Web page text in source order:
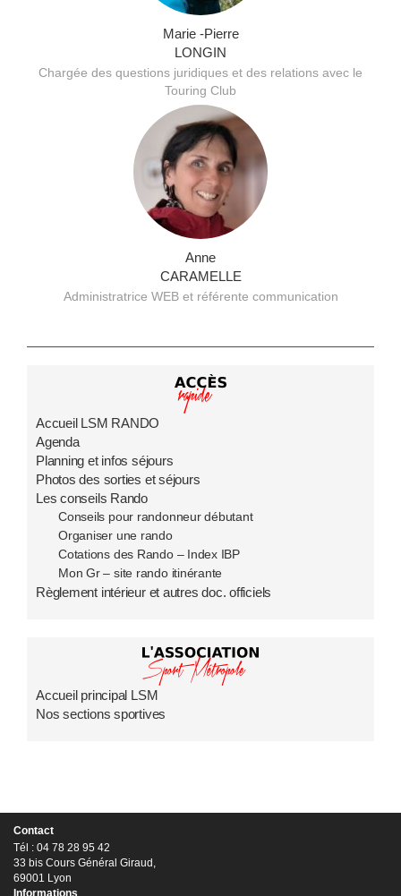
Marie -Pierre
LONGIN
Chargée des questions juridiques et des relations avec le
Touring Club
Anne
CARAMELLE
Administratrice WEB et référente communication
Accueil LSM RANDO
Agenda
Planning et infos séjours
Photos des sorties et séjours
Les conseils Rando
Conseils pour randonneur débutant
Organiser une rando
Cotations des Rando – Index IBP
Mon Gr – site rando itinérante
Règlement intérieur et autres doc. officiels
Accueil principal LSM
Nos sections sportives
Contact
Tél : 04 78 28 95 42
33 bis Cours Général Giraud,
69001 Lyon